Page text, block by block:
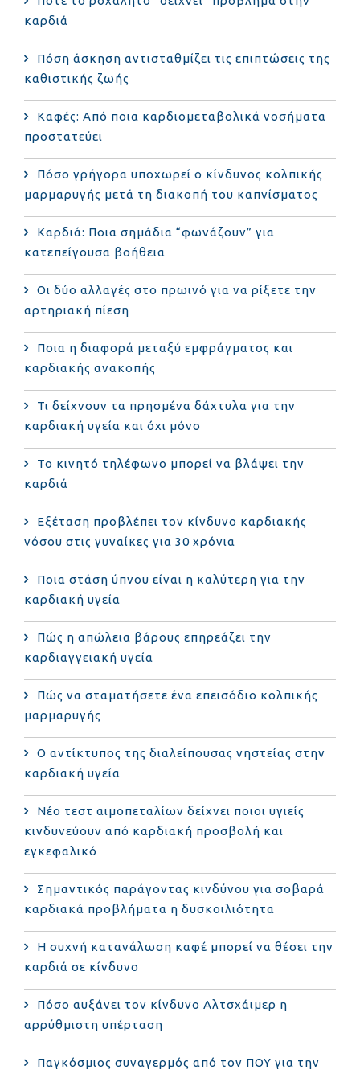
καρδιά
Πόση άσκηση αντισταθμίζει τις επιπτώσεις της
καθιστικής ζωής
Καφές: Από ποια καρδιομεταβολικά νοσήματα
προστατεύει
Πόσο γρήγορα υποχωρεί ο κίνδυνος κολπικής
μαρμαρυγής μετά τη διακοπή του καπνίσματος
Καρδιά: Ποια σημάδια “φωνάζουν” για
κατεπείγουσα βοήθεια
Οι δύο αλλαγές στο πρωινό για να ρίξετε την
αρτηριακή πίεση
Ποια η διαφορά μεταξύ εμφράγματος και
καρδιακής ανακοπής
Τι δείχνουν τα πρησμένα δάχτυλα για την
καρδιακή υγεία και όχι μόνο
Το κινητό τηλέφωνο μπορεί να βλάψει την
καρδιά
Eξέταση προβλέπει τον κίνδυνο καρδιακής
νόσου στις γυναίκες για 30 χρόνια
Ποια στάση ύπνου είναι η καλύτερη για την
καρδιακή υγεία
Πώς η απώλεια βάρους επηρεάζει την
καρδιαγγειακή υγεία
Πώς να σταματήσετε ένα επεισόδιο κολπικής
μαρμαρυγής
Ο αντίκτυπος της διαλείπουσας νηστείας στην
καρδιακή υγεία
Νέο τεστ αιμοπεταλίων δείχνει ποιοι υγιείς
κινδυνεύουν από καρδιακή προσβολή και
εγκεφαλικό
Σημαντικός παράγοντας κινδύνου για σοβαρά
καρδιακά προβλήματα η δυσκοιλιότητα
Η συχνή κατανάλωση καφέ μπορεί να θέσει την
καρδιά σε κίνδυνο
Πόσο αυξάνει τον κίνδυνο Αλτσχάιμερ η
αρρύθμιστη υπέρταση
Παγκόσμιος συναγερμός από τον ΠΟΥ για την